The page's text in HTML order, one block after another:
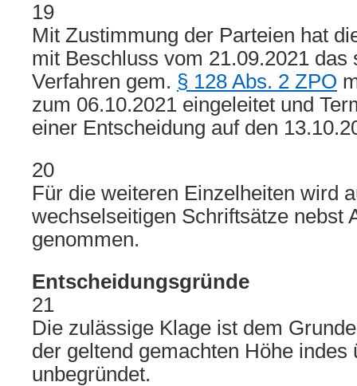
19
Mit Zustimmung der Parteien hat
mit Beschluss vom 21.09.2021 das
Verfahren gem. § 128 Abs. 2 ZPO
zum 06.10.2021 eingeleitet und
einer Entscheidung auf den
20
Für die weiteren Einzelheiten wird
wechselseitigen Schriftsätze nebst
genommen.
Entscheidungsgründe
21
Die zulässige Klage ist dem
der geltend gemachten Höhe indes
unbegründet.